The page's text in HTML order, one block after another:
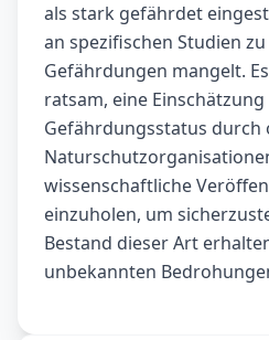
als stark gefährdet
an spezifischen Studien
Gefährdungen mangelt.
ratsam, eine Einschätzung
Gefährdungsstatus durch
wissenschaftliche
einzuholen, um
Bestand dieser Art
unbekannten